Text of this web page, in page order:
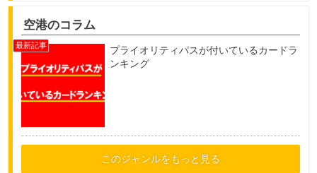
空港のコラム
プライオリティパスが付いているカードラ
ンキング
このジャンルをもっと見る